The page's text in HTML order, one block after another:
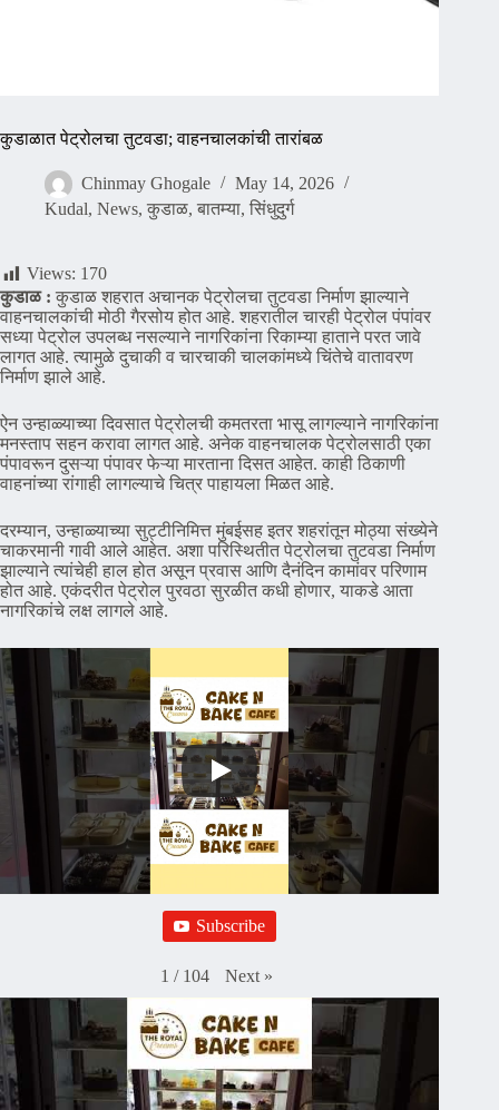
कुडाळात पेट्रोलचा तुटवडा; वाहनचालकांची तारांबळ
Chinmay Ghogale
May 14, 2026
Kudal, News, कुडाळ, बातम्या, सिंधुदुर्ग
Views: 170
कुडाळ : कुडाळ शहरात अचानक पेट्रोलचा तुटवडा निर्माण झाल्याने
वाहनचालकांची मोठी गैरसोय होत आहे. शहरातील चारही पेट्रोल पंपांवर
सध्या पेट्रोल उपलब्ध नसल्याने नागरिकांना रिकाम्या हाताने परत जावे
लागत आहे. त्यामुळे दुचाकी व चारचाकी चालकांमध्ये चिंतेचे वातावरण
निर्माण झाले आहे.
ऐन उन्हाळ्याच्या दिवसात पेट्रोलची कमतरता भासू लागल्याने नागरिकांना
मनस्ताप सहन करावा लागत आहे. अनेक वाहनचालक पेट्रोलसाठी एका
पंपावरून दुसऱ्या पंपावर फेऱ्या मारताना दिसत आहेत. काही ठिकाणी
वाहनांच्या रांगाही लागल्याचे चित्र पाहायला मिळत आहे.
दरम्यान, उन्हाळ्याच्या सुट्टीनिमित्त मुंबईसह इतर शहरांतून मोठ्या संख्येने
चाकरमानी गावी आले आहेत. अशा परिस्थितीत पेट्रोलचा तुटवडा निर्माण
झाल्याने त्यांचेही हाल होत असून प्रवास आणि दैनंदिन कामांवर परिणाम
होत आहे. एकंदरीत पेट्रोल पुरवठा सुरळीत कधी होणार, याकडे आता
नागरिकांचे लक्ष लागले आहे.
Subscribe
1 / 104 Next »